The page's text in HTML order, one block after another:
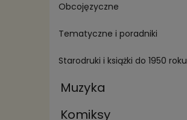
Obcojęzyczne
Tematyczne i poradniki
Starodruki i książki do 1950 roku
Muzyka
Komiksy